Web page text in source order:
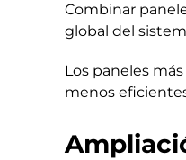
Combinar
global del
Los paneles
menos